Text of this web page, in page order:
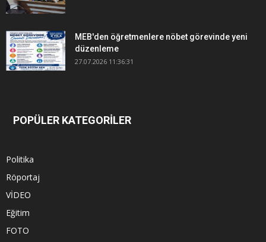
MEB'den öğretmenlere nöbet görevinde yeni
düzenleme
27.07.2026 11:36:31
POPÜLER KATEGORİLER
Politika
Röportaj
VİDEO
Eğitim
FOTO